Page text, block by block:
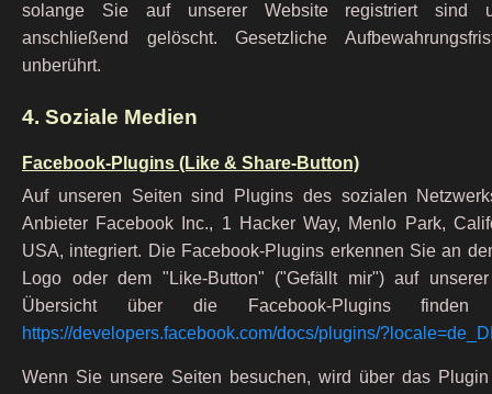
solange Sie auf unserer Website registriert sind
anschließend gelöscht. Gesetzliche
unberührt.
4. Soziale Medien
Facebook-Plugins (Like & Share-Button)
Auf unseren Seiten sind Plugins des sozialen
Anbieter Facebook Inc., 1 Hacker Way, Menlo Park,
USA, integriert. Die Facebook-Plugins erkennen Sie an
Logo oder dem "Like-Button" ("Gefällt mir") auf
Übersicht über die Facebook-Plugins
https://developers.facebook.com/docs/plugins/
Wenn Sie unsere Seiten besuchen, wird über das